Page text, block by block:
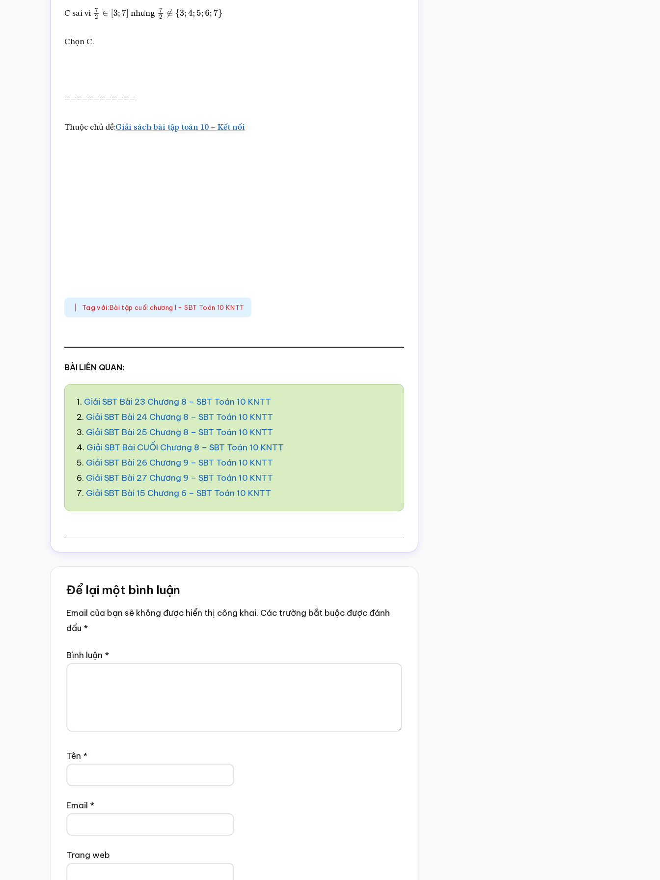
C sai vì 72 ∈ 3;7 ] nhưng 72 ∉ 3;4; 5;6 ;7}
Chọn C.
============
Thuộc chủ đề:Giải sách bài tập toán 10 – Kết nối
Tag với:Bài tập cuối chương I - SBT Toán 10 KNTT
BÀI LIÊN QUAN:
1. Giải SBT Bài 23 Chương 8 – SBT Toán 10 KNTT
2. Giải SBT Bài 24 Chương 8 – SBT Toán 10 KNTT
3. Giải SBT Bài 25 Chương 8 – SBT Toán 10 KNTT
4. Giải SBT Bài CUỐI Chương 8 – SBT Toán 10 KNTT
5. Giải SBT Bài 26 Chương 9 – SBT Toán 10 KNTT
6. Giải SBT Bài 27 Chương 9 – SBT Toán 10 KNTT
7. Giải SBT Bài 15 Chương 6 – SBT Toán 10 KNTT
Reader
Interactions
Để lại một bình luận
Email của bạn sẽ không được hiển thị công khai. Các trường bắt buộc được đánh
dấu *
Bình luận *
Tên *
Email *
Trang web